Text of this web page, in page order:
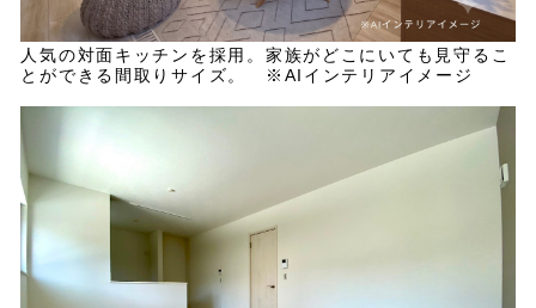
人気の対面キッチンを採用。家族がどこにいても見守るこ
とができる間取りサイズ。 ※AIインテリアイメージ